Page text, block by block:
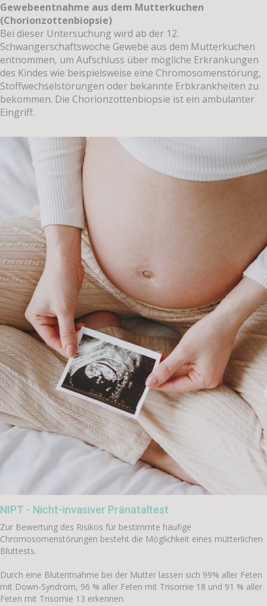
Gewebeentnahme aus dem Mutterkuchen
(Chorionzottenbiopsie)
Bei dieser Untersuchung wird ab der 12.
Schwangerschaftswoche Gewebe aus dem Mutterkuchen
entnommen, um Aufschluss über mögliche Erkrankungen
des Kindes wie beispielsweise eine Chromosomenstörung,
Stoffwechselstörungen oder bekannte Erbkrankheiten zu
bekommen. Die Chorionzottenbiopsie ist ein ambulanter
Eingriff.
NIPT - Nicht-invasiver Pränataltest
Zur Bewertung des Risikos für bestimmte häufige
Chromosomenstörungen besteht die Möglichkeit eines mütterlichen
Bluttests.
Durch eine Blutentnahme bei der Mutter lassen sich 99% aller Feten
mit Down-Syndrom, 96 % aller Feten mit Trisomie 18 und 91 % aller
Feten mit Trisomie 13 erkennen.